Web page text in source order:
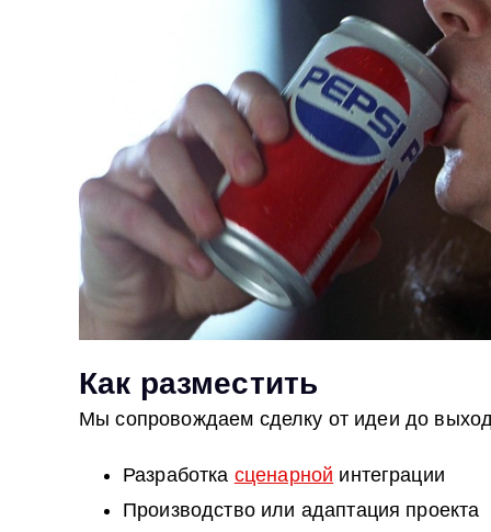
Как разместить
Мы сопровождаем сделку от идеи до
Разработка сценарной интеграции
Производство или адаптация проекта